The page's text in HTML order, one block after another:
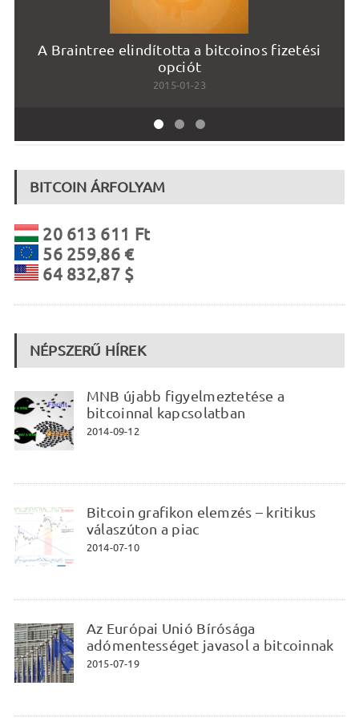
A Braintree elindította a bitcoinos fizetési
opciót
2015-01-23
BITCOIN ÁRFOLYAM
20 613 611 Ft
56 259,86 €
64 832,87 $
NÉPSZERŰ HÍREK
MNB újabb figyelmeztetése a
bitcoinnal kapcsolatban
2014-09-12
Bitcoin grafikon elemzés – kritikus
válaszúton a piac
2014-07-10
Az Európai Unió Bírósága
adómentességet javasol a bitcoinnak
2015-07-19